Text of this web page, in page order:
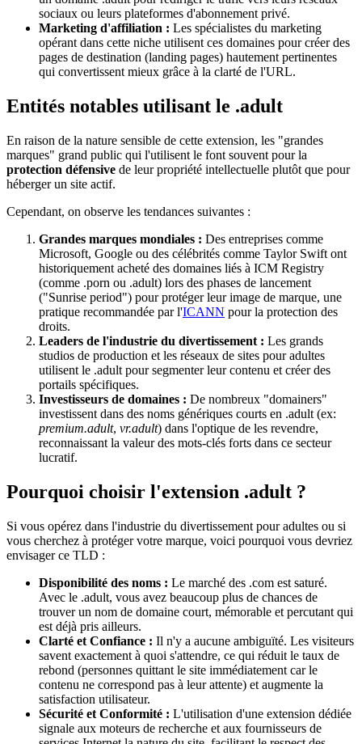
sociaux ou leurs plateformes d'abonnement privé.
Marketing d'affiliation : Les spécialistes du marketing
opérant dans cette niche utilisent ces domaines pour créer des
pages de destination (landing pages) hautement pertinentes
qui convertissent mieux grâce à la clarté de l'URL.
Entités notables utilisant le .adult
En raison de la nature sensible de cette extension, les "grandes
marques" grand public qui l'utilisent le font souvent pour la
protection défensive de leur propriété intellectuelle plutôt que pour
héberger un site actif.
Cependant, on observe les tendances suivantes :
Grandes marques mondiales : Des entreprises comme
Microsoft, Google ou des célébrités comme Taylor Swift ont
historiquement acheté des domaines liés à ICM Registry
(comme .porn ou .adult) lors des phases de lancement
("Sunrise period") pour protéger leur image de marque, une
pratique recommandée par l'ICANN pour la protection des
droits.
Leaders de l'industrie du divertissement : Les grands
studios de production et les réseaux de sites pour adultes
utilisent le .adult pour segmenter leur contenu et créer des
portails spécifiques.
Investisseurs de domaines : De nombreux "domainers"
investissent dans des noms génériques courts en .adult (ex:
premium.adult, vr.adult) dans l'optique de les revendre,
reconnaissant la valeur des mots-clés forts dans ce secteur
lucratif.
Pourquoi choisir l'extension .adult ?
Si vous opérez dans l'industrie du divertissement pour adultes ou si
vous cherchez à protéger votre marque, voici pourquoi vous devriez
envisager ce TLD :
Disponibilité des noms : Le marché des .com est saturé.
Avec le .adult, vous avez beaucoup plus de chances de
trouver un nom de domaine court, mémorable et percutant qui
est déjà pris ailleurs.
Clarté et Confiance : Il n'y a aucune ambiguïté. Les visiteurs
savent exactement à quoi s'attendre, ce qui réduit le taux de
rebond (personnes quittant le site immédiatement car le
contenu ne correspond pas à leur attente) et augmente la
satisfaction utilisateur.
Sécurité et Conformité : L'utilisation d'une extension dédiée
signale aux moteurs de recherche et aux fournisseurs de